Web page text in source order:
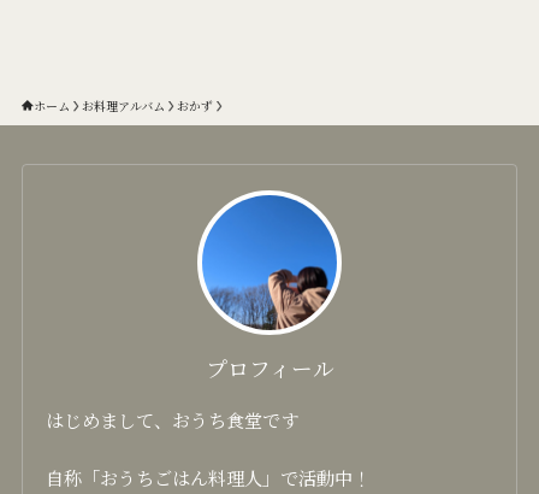
ホーム お料理アルバム おかず
プロフィール
はじめまして、おうち食堂です
自称「おうちごはん料理人」で活動中！